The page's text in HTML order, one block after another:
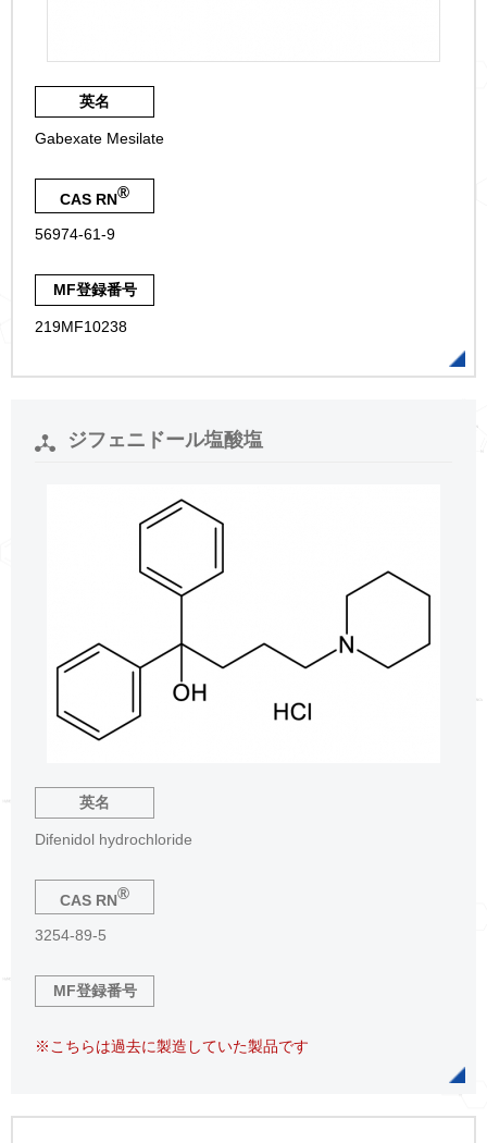
英名
Gabexate Mesilate
CAS RN®
56974-61-9
MF登録番号
219MF10238
ジフェニドール塩酸塩
英名
Difenidol hydrochloride
CAS RN®
3254-89-5
MF登録番号
※こちらは過去に製造していた製品です